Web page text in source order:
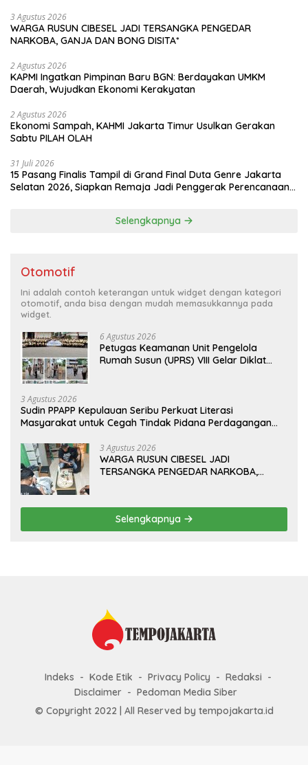
3 Agustus 2026
WARGA RUSUN CIBESEL JADI TERSANGKA PENGEDAR
NARKOBA, GANJA DAN BONG DISITA*
2 Agustus 2026
KAPMI Ingatkan Pimpinan Baru BGN: Berdayakan UMKM
Daerah, Wujudkan Ekonomi Kerakyatan
2 Agustus 2026
Ekonomi Sampah, KAHMI Jakarta Timur Usulkan Gerakan
Sabtu PILAH OLAH
31 Juli 2026
15 Pasang Finalis Tampil di Grand Final Duta Genre Jakarta
Selatan 2026, Siapkan Remaja Jadi Penggerak Perencanaan
Selengkapnya
Otomotif
Ini adalah contoh keterangan untuk widget dengan kategori
otomotif, anda bisa dengan mudah memasukkannya pada
widget.
6 Agustus 2026
Petugas Keamanan Unit Pengelola
Rumah Susun (UPRS) VIII Gelar Diklat
3 Agustus 2026
Sudin PPAPP Kepulauan Seribu Perkuat Literasi
Masyarakat untuk Cegah Tindak Pidana Perdagangan
3 Agustus 2026
WARGA RUSUN CIBESEL JADI
TERSANGKA PENGEDAR NARKOBA,
Selengkapnya
Indeks Kode Etik Privacy Policy
Redaksi
Disclaimer
Pedoman Media Siber
© Copyright 2022 | All Reserved by tempojakarta.id